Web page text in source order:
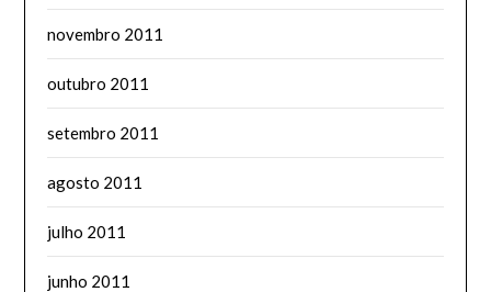
novembro 2011
outubro 2011
setembro 2011
agosto 2011
julho 2011
junho 2011